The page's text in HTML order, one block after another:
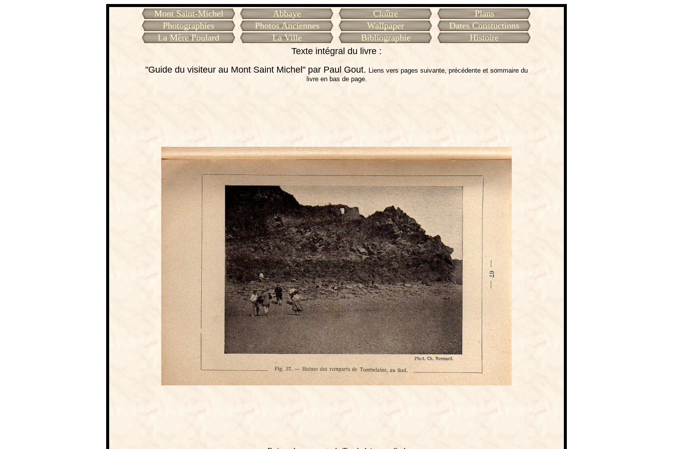
Mont Saint-Michel Abbaye Cloître
Plans
Photographies
Photos Anciennes Wallpaper
Dates Constuctions
La Mère Poulard
La Ville Bibliographie
Histoire
Texte intégral du livre :
"Guide du visiteur au Mont Saint Michel" par Paul Gout. Liens vers pages suivante, précédente et sommaire du
livre en bas de page.